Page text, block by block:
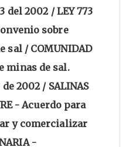
del 2002 / LEY 773
sobre
sal / COMUNIDAD
minas de sal.
2002 / SALINAS
- Acuerdo para
y comercializar
-